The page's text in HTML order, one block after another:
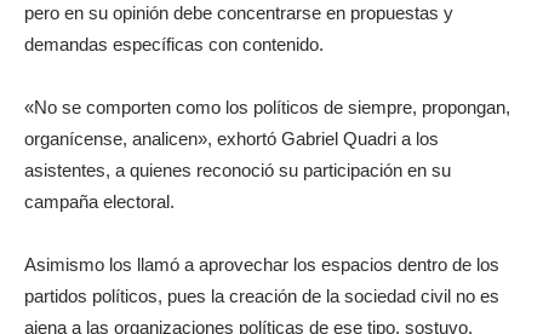
pero en su opinión debe concentrarse en propuestas y
demandas específicas con contenido.
«No se comporten como los políticos de siempre, propongan,
organícense, analicen», exhortó Gabriel Quadri a los
asistentes, a quienes reconoció su participación en su
campaña electoral.
Asimismo los llamó a aprovechar los espacios dentro de los
partidos políticos, pues la creación de la sociedad civil no es
ajena a las organizaciones políticas de ese tipo, sostuvo.